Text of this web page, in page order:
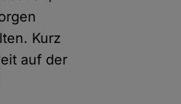
Kurz
auf der